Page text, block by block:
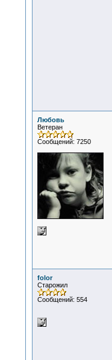
Любовь
Ветеран
Сообщений: 7250
folor
Старожил
Сообщений: 554